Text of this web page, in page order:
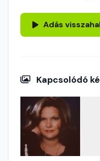
Adás
Kapcsolódó